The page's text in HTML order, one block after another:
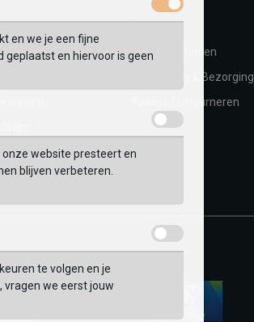
Betaalmethoden
Verzending & Bezorging
Ruilen of retourneren
en we je een fijne
geplaatst en hiervoor is geen
website presteert en
blijven verbeteren.
te volgen en je
we eerst jouw